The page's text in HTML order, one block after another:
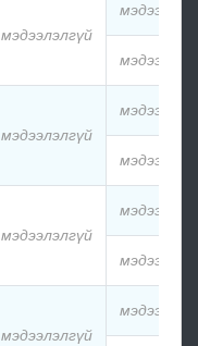
мэдээлэлгүй
мэдээлэлгүй
мэдээлэлгүй
мэдээлэлгүй